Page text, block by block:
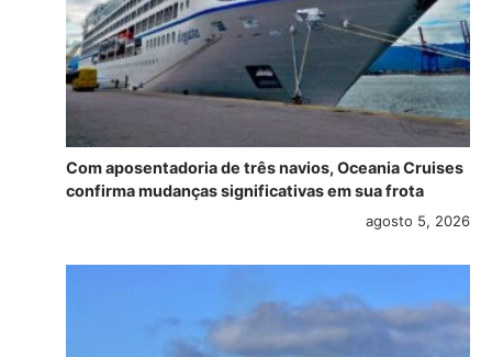
Com aposentadoria de três navios, Oceania Cruises
confirma mudanças significativas em sua frota
agosto 5, 2026